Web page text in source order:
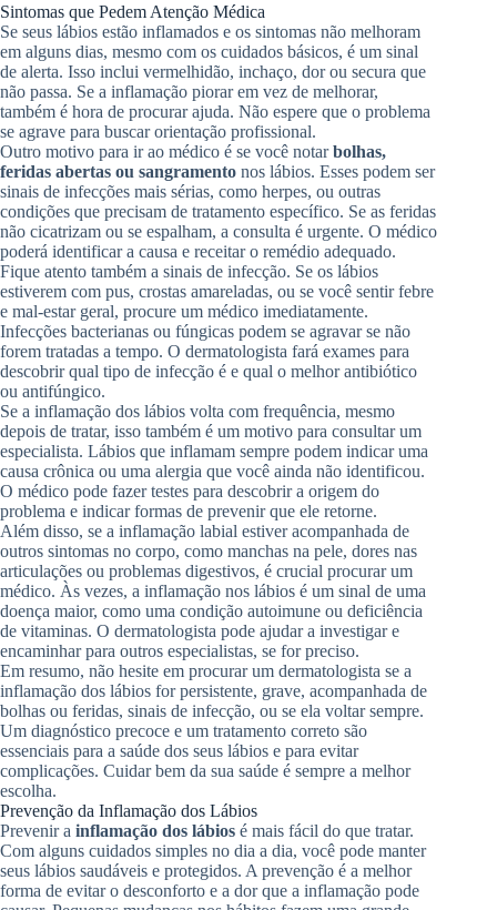
Sintomas que Pedem Atenção Médica
Se seus lábios estão inflamados e os sintomas não melhoram
em alguns dias, mesmo com os cuidados básicos, é um sinal
de alerta. Isso inclui vermelhidão, inchaço, dor ou secura que
não passa. Se a inflamação piorar em vez de melhorar,
também é hora de procurar ajuda. Não espere que o problema
se agrave para buscar orientação profissional.
Outro motivo para ir ao médico é se você notarbolhas,
feridas abertas ou sangramento nos lábios. Esses podem ser
sinais de infecções mais sérias, como herpes, ou outras
condições que precisam de tratamento específico. Se as feridas
não cicatrizam ou se espalham, a consulta é urgente. O médico
poderá identificar a causa e receitar o remédio adequado.
Fique atento também a sinais de infecção. Se os lábios
estiverem com pus, crostas amareladas, ou se você sentir febre
e mal-estar geral, procure um médico imediatamente.
Infecções bacterianas ou fúngicas podem se agravar se não
forem tratadas a tempo. O dermatologista fará exames para
descobrir qual tipo de infecção é e qual o melhor antibiótico
ou antifúngico.
Se a inflamação dos lábios volta com frequência, mesmo
depois de tratar, isso também é um motivo para consultar um
especialista. Lábios que inflamam sempre podem indicar uma
causa crônica ou uma alergia que você ainda não identificou.
O médico pode fazer testes para descobrir a origem do
problema e indicar formas de prevenir que ele retorne.
Além disso, se a inflamação labial estiver acompanhada de
outros sintomas no corpo, como manchas na pele, dores nas
articulações ou problemas digestivos, é crucial procurar um
médico. Às vezes, a inflamação nos lábios é um sinal de uma
doença maior, como uma condição autoimune ou deficiência
de vitaminas. O dermatologista pode ajudar a investigar e
encaminhar para outros especialistas, se for preciso.
Em resumo, não hesite em procurar um dermatologista se a
inflamação dos lábios for persistente, grave, acompanhada de
bolhas ou feridas, sinais de infecção, ou se ela voltar sempre.
Um diagnóstico precoce e um tratamento correto são
essenciais para a saúde dos seus lábios e para evitar
complicações. Cuidar bem da sua saúde é sempre a melhor
escolha.
Prevenção da Inflamação dos Lábios
Prevenir a inflamação dos lábios é mais fácil do que tratar.
Com alguns cuidados simples no dia a dia, você pode manter
seus lábios saudáveis e protegidos. A prevenção é a melhor
forma de evitar o desconforto e a dor que a inflamação pode